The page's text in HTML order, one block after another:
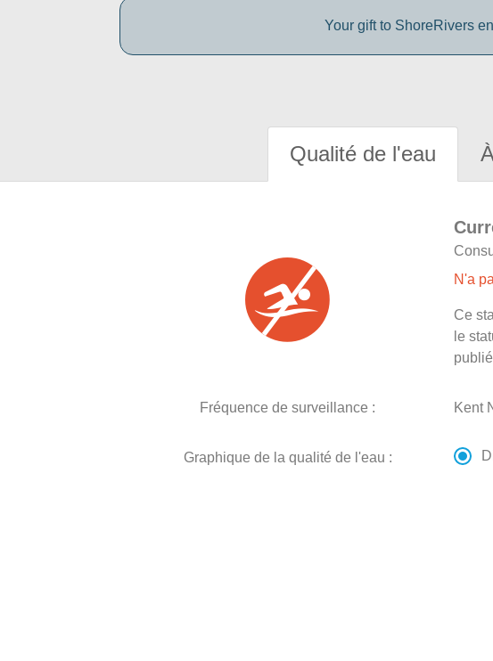
Your gift to ShoreRivers
Qualité de l'eau
N'a
Ce
le
Fréquence de surveillance : Kent
Graphique de la qualité de l'eau :